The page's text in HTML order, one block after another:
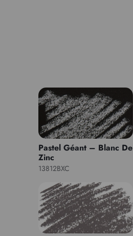
Pastel Géant – Blanc De
Zinc
13812BXC